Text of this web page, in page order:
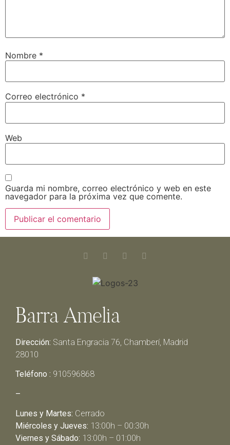
Nombre *
Correo electrónico *
Web
Guarda mi nombre, correo electrónico y web en este
navegador para la próxima vez que comente.
Barra Amelia
Dirección: Santa Engracia 76, Chamberí, Madrid
28010
Teléfono : 910596868
–
Lunes y Martes: Cerrado
Miércoles y Jueves: 13:00h – 00:30h
Viernes y Sábado: 13:00h – 01:00h